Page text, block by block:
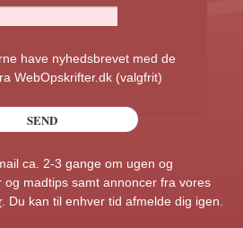
have nyhedsbrevet med de
WebOpskrifter.dk (valgfrit)
ca. 2-3 gange om ugen og
madtips samt annoncer fra vores
. Du kan til enhver tid afmelde dig igen.